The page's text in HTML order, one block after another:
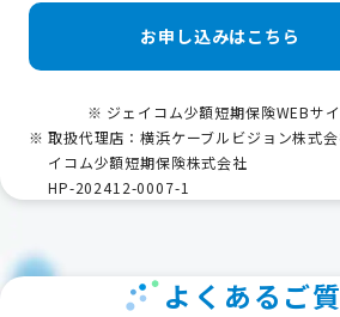
お申し込みはこちら
ジェイコム少額短期保険WEBサ
取扱代理店：横浜ケーブルビジョン株
イコム少額短期保険株式会社
HP-202412-0007-1
よくあるご